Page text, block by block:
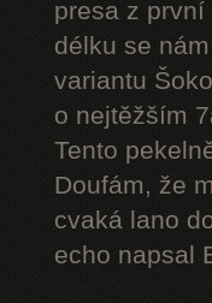
presa z
délku se
variantu
o nejtěžším
Tento
Doufám, že
cvaká lano
echo napsal